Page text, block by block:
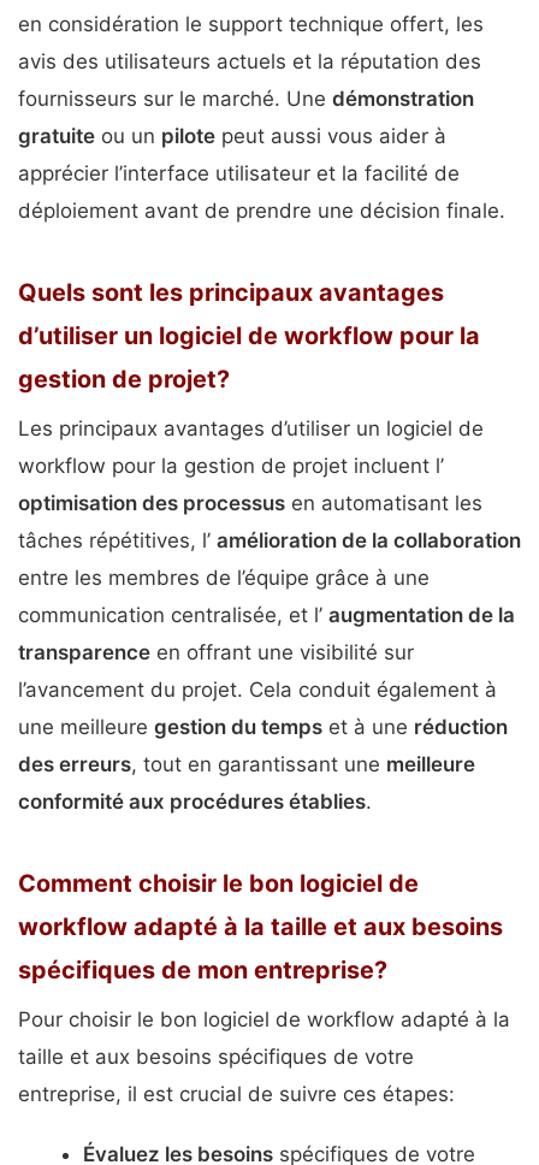
en considération le support technique offert, les
avis des utilisateurs actuels et la réputation des
fournisseurs sur le marché. Une démonstration
gratuite ou un pilote peut aussi vous aider à
apprécier l’interface utilisateur et la facilité de
déploiement avant de prendre une décision finale.
Quels sont les principaux avantages
d’utiliser un logiciel de workflow pour la
gestion de projet?
Les principaux avantages d’utiliser un logiciel de
workflow pour la gestion de projet incluent l’
optimisation des processus en automatisant les
tâches répétitives, l’ amélioration de la collaboration
entre les membres de l’équipe grâce à une
communication centralisée, et l’ augmentation de la
transparence en offrant une visibilité sur
l’avancement du projet. Cela conduit également à
une meilleure gestion du temps et à une réduction
des erreurs, tout en garantissant une meilleure
conformité aux procédures établies.
Comment choisir le bon logiciel de
workflow adapté à la taille et aux besoins
spécifiques de mon entreprise?
Pour choisir le bon logiciel de workflow adapté à la
taille et aux besoins spécifiques de votre
entreprise, il est crucial de suivre ces étapes:
Évaluez les besoinsspécifiques de votre